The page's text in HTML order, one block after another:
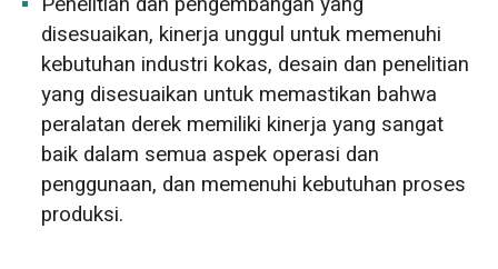
disesuaikan, kinerja unggul untuk memenuhi
kebutuhan industri kokas, desain dan penelitian
yang disesuaikan untuk memastikan bahwa
peralatan derek memiliki kinerja yang sangat
baik dalam semua aspek operasi dan
penggunaan, dan memenuhi kebutuhan proses
produksi.